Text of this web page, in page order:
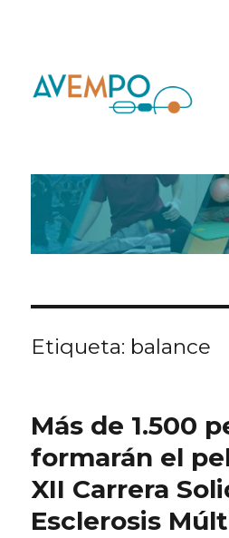
Etiqueta: balance
Más de 1.500
formarán el
XII Carrera
Esclerosis